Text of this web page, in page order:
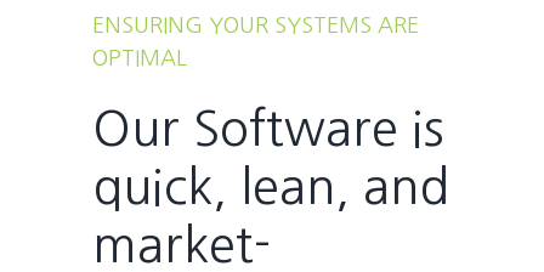
ENSURING YOUR SYSTEMS ARE
OPTIMAL
Our Software is
quick, lean, and
market-